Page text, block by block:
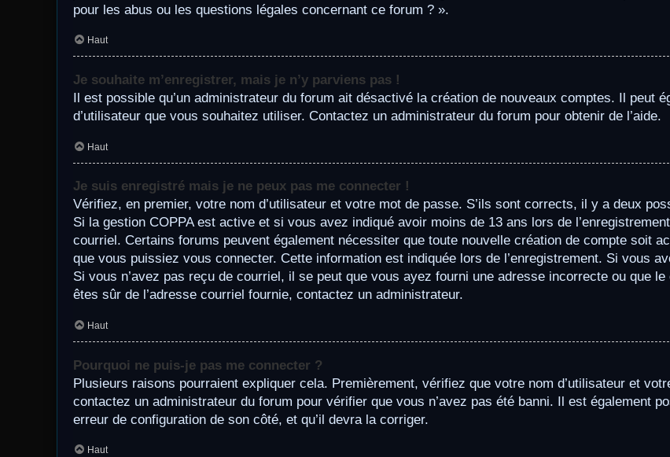
pour les abus ou les questions légales concernant ce forum ? ».
Haut
Je souhaite m’enregistrer, mais je n’y parviens pas !
Il est possible qu’un administrateur du forum ait désactivé la création de nouveaux comptes. Il peut
d’utilisateur que vous souhaitez utiliser. Contactez un administrateur du forum pour obtenir de l’aide.
Haut
Je suis enregistré mais je ne peux pas me connecter !
Vérifiez, en premier, votre nom d’utilisateur et votre mot de passe. S’ils sont corrects, il y a deux
Si la gestion COPPA est active et si vous avez indiqué avoir moins de 13 ans lors de
courriel. Certains forums peuvent également nécessiter que toute nouvelle création de compte soit
que vous puissiez vous connecter. Cette information est indiquée lors de l’enregistrement. Si vous
Si vous n’avez pas reçu de courriel, il se peut que vous ayez fourni une adresse incorrecte ou que
êtes sûr de l’adresse courriel fournie, contactez un administrateur.
Haut
Pourquoi ne puis-je pas me connecter ?
Plusieurs raisons pourraient expliquer cela. Premièrement, vérifiez que votre nom d’utilisateur et
contactez un administrateur du forum pour vérifier que vous n’avez pas été banni. Il est également
erreur de configuration de son côté, et qu’il devra la corriger.
Haut